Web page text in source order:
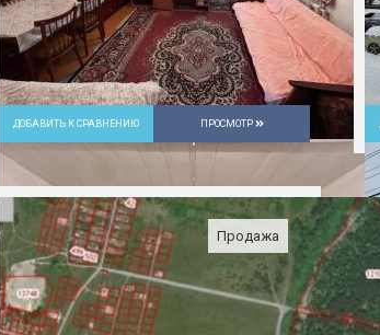
ДОБАВИТЬ К СРАВНЕНИЮ ПРОСМОТР
Продажа